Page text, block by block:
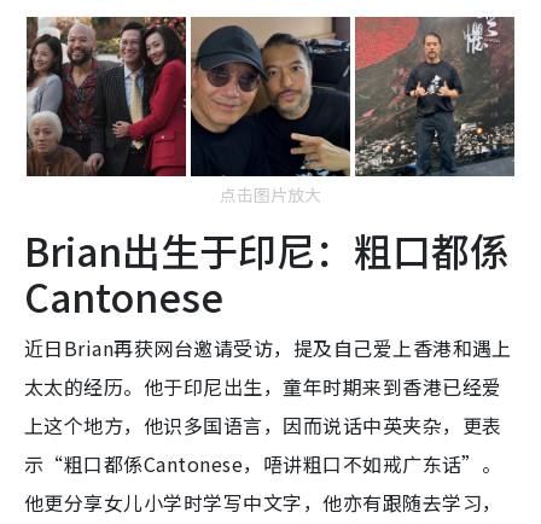
点击图片放大
Brian出生于印尼：粗口都係
Cantonese
近日Brian再获网台邀请受访，提及自己爱上香港和遇上
太太的经历。他于印尼出生，童年时期来到香港已经爱
上这个地方，他识多国语言，因而说话中英夹杂，更表
示“粗口都係Cantonese，唔讲粗口不如戒广东话”。
他更分享女儿小学时学写中文字，他亦有跟随去学习，